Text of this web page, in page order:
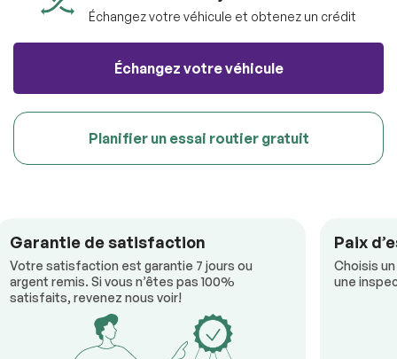
Échangez votre véhicule et obtenez un crédit
Échangez votre véhicule
Planifier un essai routier gratuit
Garantie de satisfaction
Votre satisfaction est garantie 7 jours ou
argent remis. Si vous n’êtes pas 100%
satisfaits, revenez nous voir!
Paix
Choisis
une
100% SÉCURITAIRE
Soumettre l'information
véhicule sans aucun frais.
Soumettre